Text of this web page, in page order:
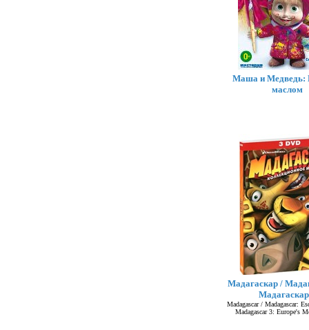
Маша и Медведь:
маслом
Мадагаскар /
Madagascar / Madagascar:
Madagascar 3: Europe's